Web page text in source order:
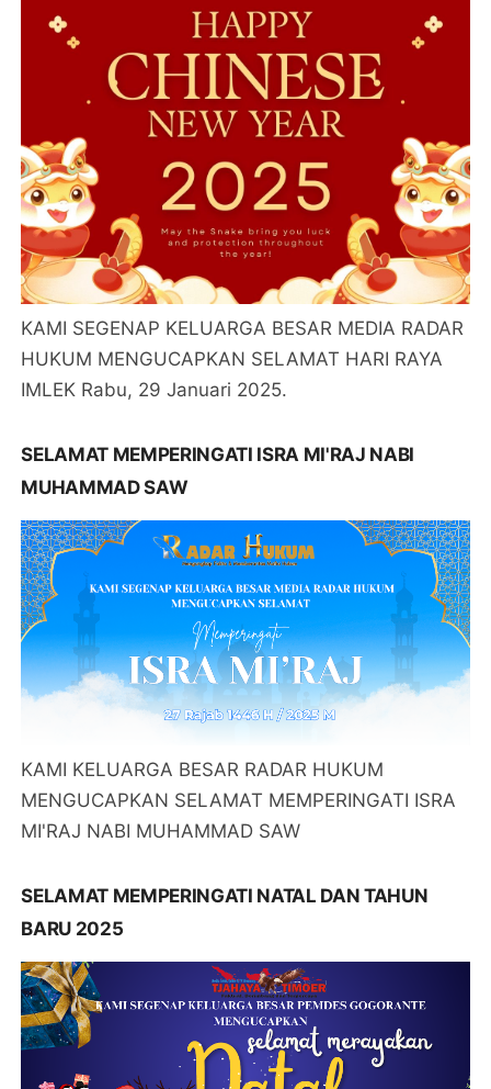
KAMI SEGENAP KELUARGA BESAR MEDIA RADAR
HUKUM MENGUCAPKAN SELAMAT HARI RAYA
IMLEK Rabu, 29 Januari 2025.
SELAMAT MEMPERINGATI ISRA MI'RAJ NABI
MUHAMMAD SAW
KAMI KELUARGA BESAR RADAR HUKUM
MENGUCAPKAN SELAMAT MEMPERINGATI ISRA
MI'RAJ NABI MUHAMMAD SAW
SELAMAT MEMPERINGATI NATAL DAN TAHUN
BARU 2025